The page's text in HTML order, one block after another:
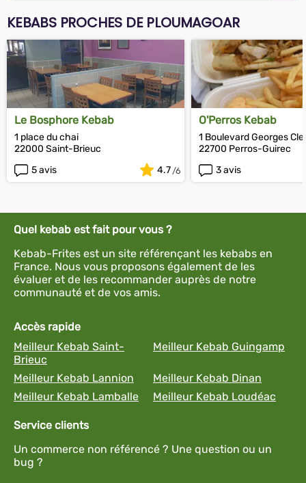
KEBABS PROCHES DE PLOUMAGOAR
Le Bosphore Kebab
1 place du chai
22000 Saint-Brieuc
5 avis
4.7
O'Perros Kebab
1 Boulevard Georges
22700 Perros-Guirec
3 avis
Quel kebab est fait pour vous ?
Kebab-Frites est un site référençant les kebabs en
France. Nous vous proposons également de les
évaluer et de les recommander auprès de notre
communauté et de vos amis.
Accès rapide
Meilleur Kebab Saint-
Brieuc
Meilleur Kebab Guingamp
Meilleur Kebab Lannion
Meilleur Kebab Dinan
Meilleur Kebab Lamballe
Meilleur Kebab Loudéac
Service clients
Un commerce non référencé ? Une question ou un
bug ?